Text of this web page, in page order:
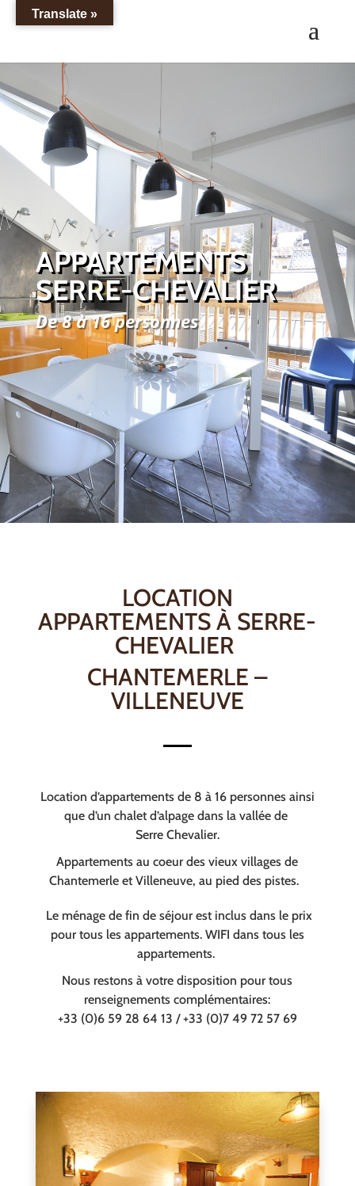
APPARTEMENTS
SERRE-CHEVALIER
De 8 à 16 personnes
LOCATION
APPARTEMENTS À SERRE-
CHEVALIER
CHANTEMERLE –
VILLENEUVE
Location d’appartements de 8 à 16 personnes ainsi
que d’un chalet d’alpage dans la vallée de
Serre Chevalier.
Appartements au coeur des vieux villages de
Chantemerle et Villeneuve, au pied des pistes.
Le ménage de fin de séjour est inclus dans le prix
pour tous les appartements. WIFI dans tous les
appartements.
Nous restons à votre disposition pour tous
renseignements complémentaires:
+33 (0)6 59 28 64 13 / +33 (0)7 49 72 57 69
Translate »